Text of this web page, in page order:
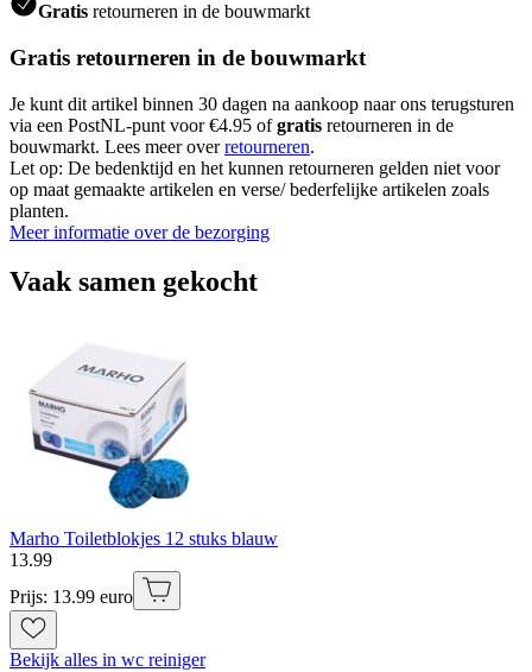
Gratis retourneren in de bouwmarkt
Gratis retourneren in de bouwmarkt
Je kunt dit artikel binnen 30 dagen na aankoop naar ons terugsturen
via een PostNL-punt voor €4.95 ofgratis retourneren in de
bouwmarkt. Lees meer overretourneren.
Let op: De bedenktijd en het kunnen retourneren gelden niet voor
op maat gemaakte artikelen en verse/ bederfelijke artikelen zoals
planten.
Meer informatie over de bezorging
Vaak samen gekocht
Marho Toiletblokjes 12 stuks blauw
13.99
Prijs: 13.99 euro
Bekijk alles in wc reiniger